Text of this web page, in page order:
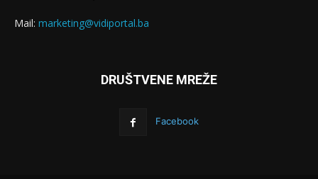
Mail: marketing@vidiportal.ba
DRUŠTVENE MREŽE
Facebook